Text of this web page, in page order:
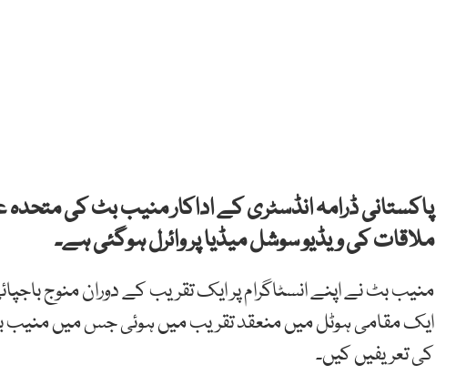
پاکستانی ڈرامہ انڈسٹری کے اداکار منیب بٹ کی متحدہ
ملاقات کی ویڈیو سوشل میڈیا پر وائرل ہوگئی ہے۔
منیب بٹ نے اپنے انسٹاگرام پر ایک تقریب کے دوران منوج
ایک مقامی ہوٹل میں منعقد تقریب میں ہوئی جس میں منیب
کی تعریفیں کیں۔